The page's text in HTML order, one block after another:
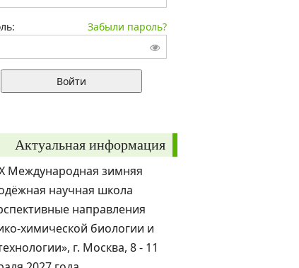
Забыли пароль?
Актуальная информация
Международная зимняя
научная школа
направления
химической биологии и
г. Москва, 8 - 11